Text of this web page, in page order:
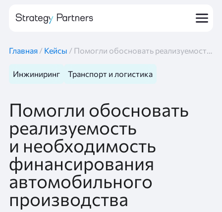
Главная / Кейсы / Помогли обосновать реализуемость и необходимость финансирования автомобильного производства
Инжиниринг Транспорт и логистика
Помогли обосновать
реализуемость
и необходимость
финансирования
автомобильного
производства